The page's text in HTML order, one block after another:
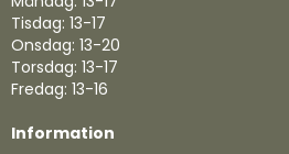
Tisdag: 13-17
Onsdag: 13-20
Torsdag: 13-17
Fredag: 13-16
Information